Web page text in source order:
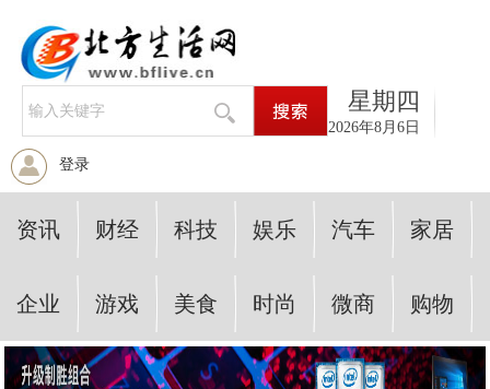
星期四
2026年8月6日
登录
资讯 财经 科技 娱乐 汽车 家居
企业 游戏 美食 时尚 微商 购物